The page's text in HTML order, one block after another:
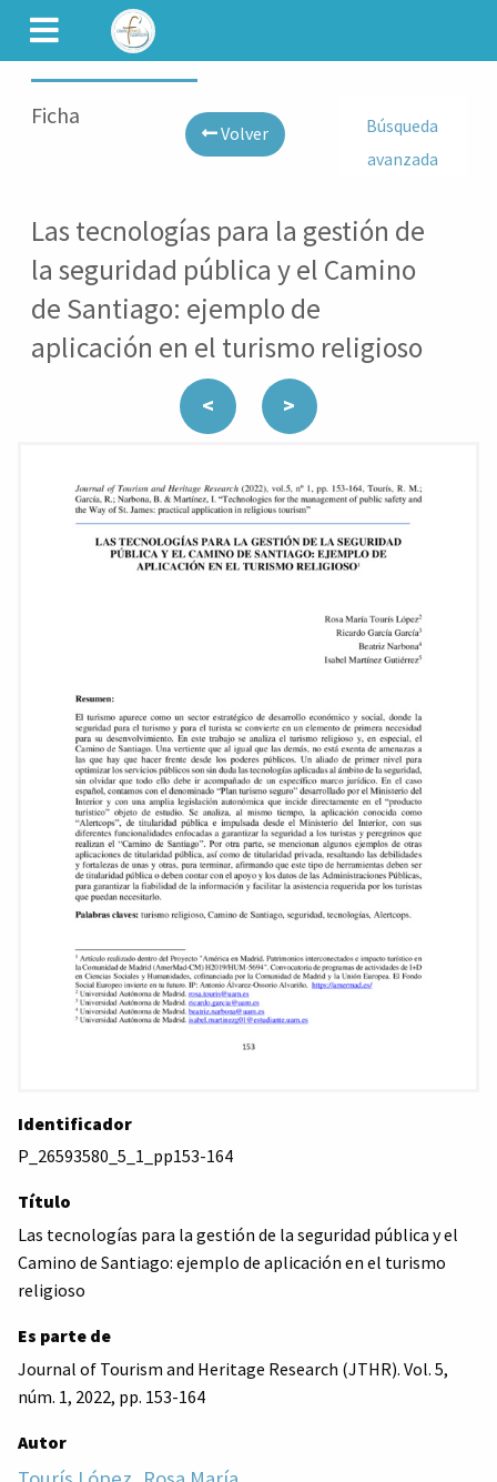
CAMINET
Ficha
Volver
Búsqueda
avanzada
Las tecnologías para la gestión de
la seguridad pública y el Camino
de Santiago: ejemplo de
aplicación en el turismo religioso
< >
Identificador
P_26593580_5_1_pp153-164
Título
Las tecnologías para la gestión de la seguridad pública y el
Camino de Santiago: ejemplo de aplicación en el turismo
religioso
Es parte de
Journal of Tourism and Heritage Research (JTHR). Vol. 5,
núm. 1, 2022, pp. 153-164
Autor